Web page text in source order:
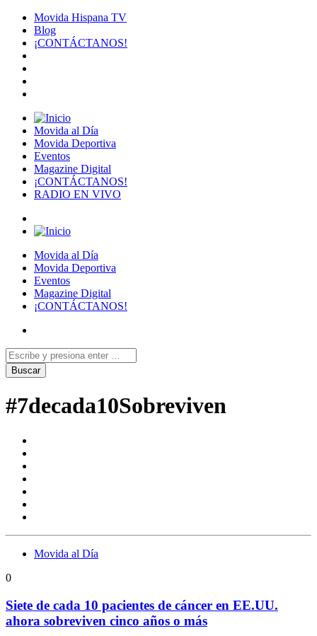
Movida Hispana TV
Blog
¡CONTÁCTANOS!
Movida al Día
Movida Deportiva
Eventos
Magazine Digital
¡CONTÁCTANOS!
RADIO EN VIVO
Movida al Día
Movida Deportiva
Eventos
Magazine Digital
¡CONTÁCTANOS!
#7decada10Sobreviven
Movida al Día
0
Siete de cada 10 pacientes de cáncer en EE.UU.
ahora sobreviven cinco años o más